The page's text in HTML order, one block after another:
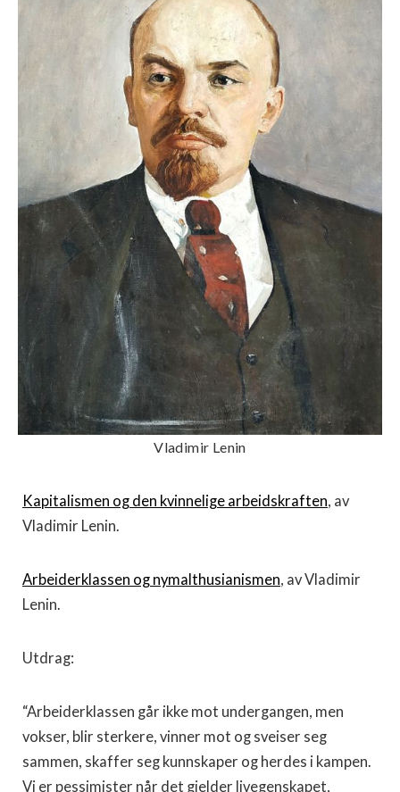
Vladimir Lenin
Kapitalismen og den kvinnelige arbeidskraften, av
Vladimir Lenin.
Arbeiderklassen og nymalthusianismen, av Vladimir
Lenin.
Utdrag:
“Arbeiderklassen går ikke mot undergangen, men
vokser, blir sterkere, vinner mot og sveiser seg
sammen, skaffer seg kunnskaper og herdes i kampen.
Vi er pessimister når det gjelder livegenskapet,